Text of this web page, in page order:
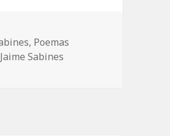
, Poemas
Etiquetas
Jaime Sabines